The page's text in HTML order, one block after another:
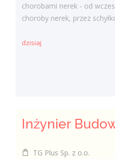
chorobami nerek - od
choroby nerek, przez
dzisiaj
Inżynier
TG Plus Sp. z o.o.